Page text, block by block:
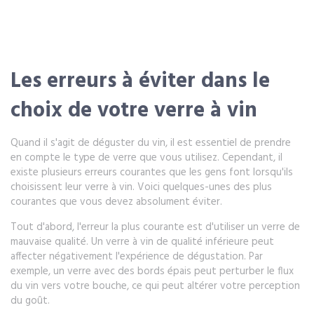
Les erreurs à éviter dans le
choix de votre verre à vin
Quand il s'agit de déguster du vin, il est essentiel de prendre
en compte le type de verre que vous utilisez. Cependant, il
existe plusieurs erreurs courantes que les gens font lorsqu'ils
choisissent leur verre à vin. Voici quelques-unes des plus
courantes que vous devez absolument éviter.
Tout d'abord, l'erreur la plus courante est d'utiliser un verre de
mauvaise qualité. Un verre à vin de qualité inférieure peut
affecter négativement l'expérience de dégustation. Par
exemple, un verre avec des bords épais peut perturber le flux
du vin vers votre bouche, ce qui peut altérer votre perception
du goût.